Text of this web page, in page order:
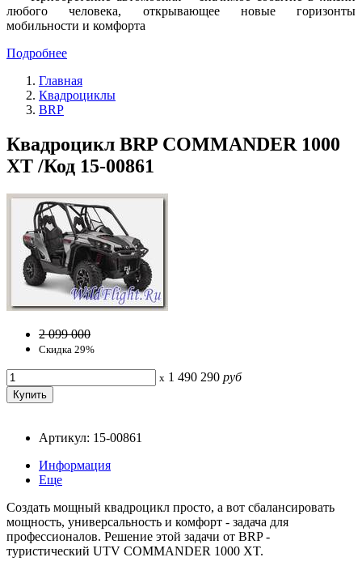
любого человека, открывающее новые горизонты
мобильности и комфорта
Подробнее
Главная
Квадроциклы
BRP
Квадроцикл BRP COMMANDER 1000
XT /Код 15-00861
2 099 000
Скидка 29%
x 1 490 290 руб
Артикул: 15-00861
Информация
Еще
Создать мощный квадроцикл просто, а вот сбалансировать
мощность, универсальность и комфорт - задача для
профессионалов. Решение этой задачи от BRP -
туристический UTV COMMANDER 1000 XT.